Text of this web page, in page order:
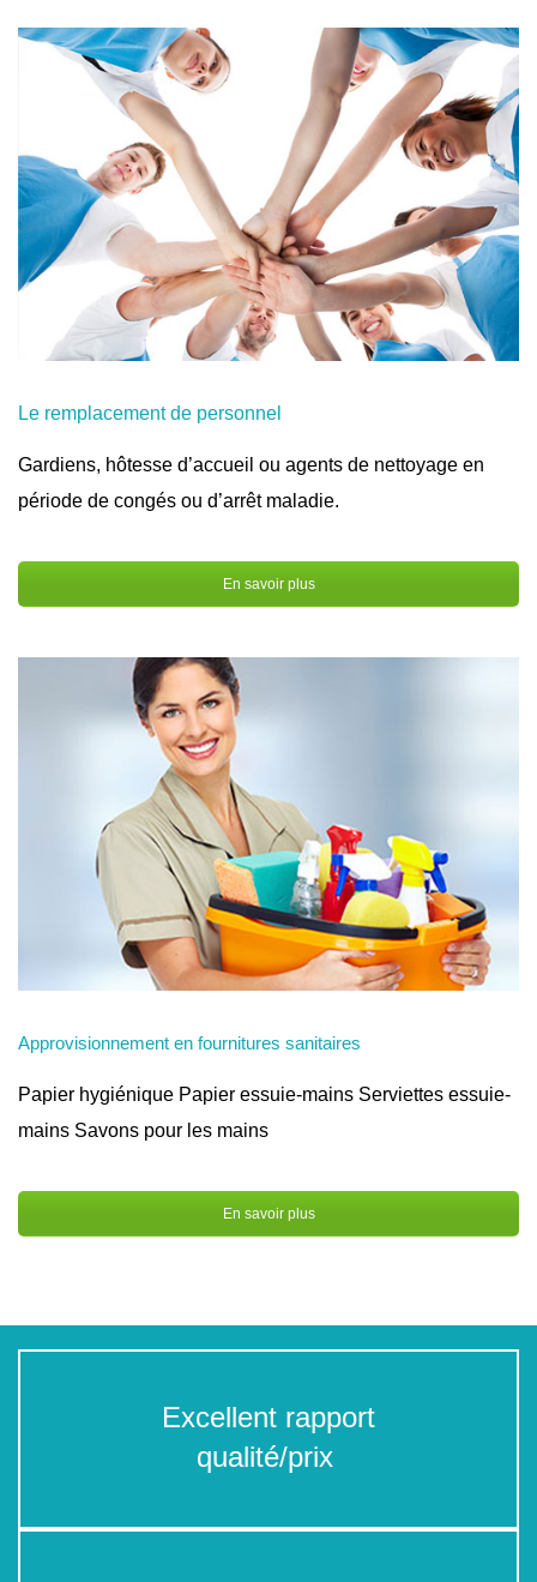
Le remplacement de personnel
Gardiens, hôtesse d’accueil ou agents de nettoyage en
période de congés ou d’arrêt maladie.
En savoir plus
Approvisionnement en fournitures sanitaires
Papier hygiénique Papier essuie-mains Serviettes essuie-
mains Savons pour les mains
En savoir plus
Excellent rapport
qualité/prix